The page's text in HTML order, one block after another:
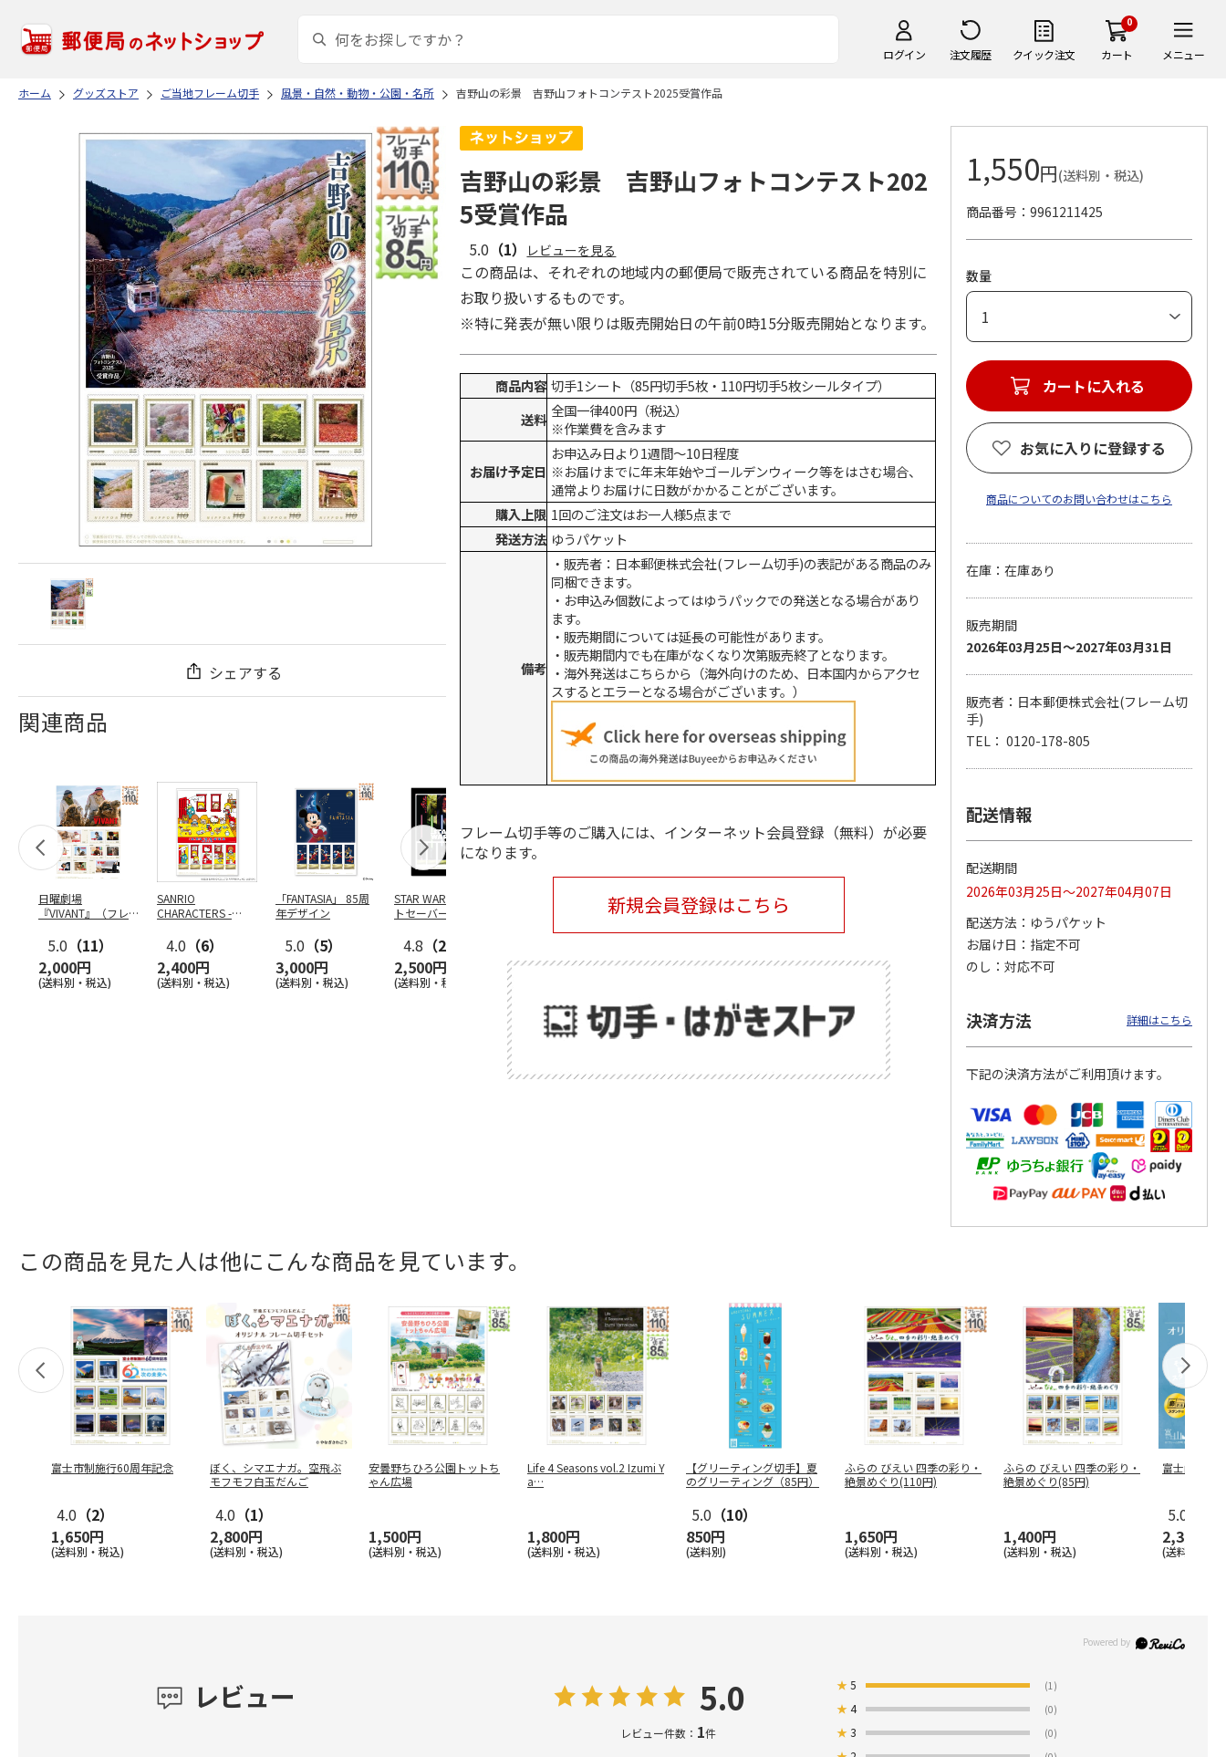
ログイン 注文履歴 クイック注文
0
カート メニュー
ホーム グッズストア ご当地フレーム切手 風景・自然・動物・公園・名所 吉野山の彩景 吉野山フォトコンテスト2025受賞作品
シェアする
関連商品
日曜劇場
『VIVANT』（フレ
5.0 （11）
2,000円
(送料別・税込)
SANRIO
CHARACTERS -
4.0 （6）
2,400円
(送料別・税込)
「FANTASIA」 85周
年デザイン
5.0 （5）
3,000円
(送料別・税込)
STAR WARS／ライ
トセーバー デザイ
4.8 （21）
2,500円
(送料別・税込)
2,400円
SANRIO
CHARACTERS -BUS
2,400円
安曇野ちひろ公園ト
ットちゃん広場
1,500円
2,000円
(送料別・税込)
15周年記念 特急 A
4.0 （2）
1,300円
ぼく、シマエナガ。
吉野山の彩景 吉野山フォトコンテスト202
5受賞作品
5.0 （1） レビューを見る
この商品は、それぞれの地域内の郵便局で販売されている商品を特別に
お取り扱いするものです。
※特に発表が無い限りは販売開始日の午前0時15分販売開始となります。
商品内容 切手1シート（85円切手5枚・110円切手5枚シールタイプ）
送料 全国一律400円（税込）
※作業費を含みます
お届け予定日
お申込み日より1週間～10日程度
※お届けまでに年末年始やゴールデンウィーク等をはさむ場合、
通常よりお届けに日数がかかることがございます。
購入上限 1回のご注文はお一人様5点まで
発送方法 ゆうパケット
備考
・販売者：日本郵便株式会社(フレーム切手)の表記がある商品のみ
同梱できます。
・お申込み個数によってはゆうパックでの発送となる場合があり
ます。
・販売期間については延長の可能性があります。
・販売期間内でも在庫がなくなり次第販売終了となります。
・海外発送はこちらから（海外向けのため、日本国内からアクセ
スするとエラーとなる場合がございます。）
フレーム切手等のご購入には、インターネット会員登録（無料）が必要
になります。
新規会員登録はこちら
1,550円(送料別・税込)
商品番号
9961211425
数量
カートに入れる
お気に入りに登録する
商品についてのお問い合わせはこちら
在庫：在庫あり
販売期間
2026年03月25日～2027年03月31日
販売者：日本郵便株式会社(フレーム切
手)
TEL： 0120-178-805
配送情報
配送期間
2026年03月25日～2027年04月07日
配送方法
ゆうパケット
お届け日
指定不可
のし
対応不可
決済方法 詳細はこちら
下記の決済方法がご利用頂けます。
この商品を見た人は他にこんな商品を見ています。
富士市制施行60周年記念
4.0 （2）
1,650円
(送料別・税込)
ぼく、シマエナガ。空飛ぶ
モフモフ白玉だんご
4.0 （1）
2,800円
(送料別・税込)
安曇野ちひろ公園トットち
ゃん広場
1,500円
(送料別・税込)
Life 4 Seasons vol.2 Izumi Y
a…
1,800円
(送料別・税込)
【グリーティング切手】夏
のグリーティング（85円）
5.0 （10）
850円
(送料別)
ふらの びえい 四季の彩り・
絶景めぐり(110円)
1,650円
(送料別・税込)
ふらの びえい 四季の彩り・
絶景めぐり(85円)
1,400円
(送料別・税込)
富士山の四
5.0
2,300円
(送料別・税
レビュー 5.0
レビュー件数： 1件
★5 (1)
★4 (0)
★3 (0)